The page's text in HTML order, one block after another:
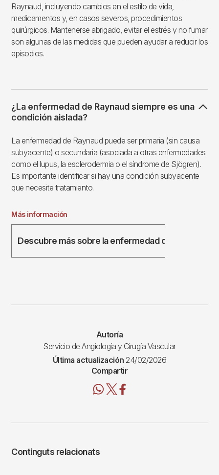
Raynaud, incluyendo cambios en el estilo de vida,
medicamentos y, en casos severos, procedimientos
quirúrgicos. Mantenerse abrigado, evitar el estrés y no fumar
son algunas de las medidas que pueden ayudar a reducir los
episodios.
¿La enfermedad de Raynaud siempre es una
condición aislada?
La enfermedad de Raynaud puede ser primaria (sin causa
subyacente) o secundaria (asociada a otras enfermedades
como el lupus, la esclerodermia o el síndrome de Sjögren).
Es importante identificar si hay una condición subyacente
que necesite tratamiento.
Más información
Descubre más sobre la enfermedad de Raynaud
Autoría
Servicio de Angiología y Cirugía Vascular
Última actualización 24/02/2026
Compartir
Continguts relacionats